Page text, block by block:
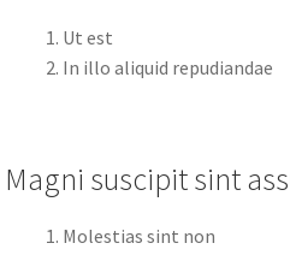
Ut est
In illo aliquid repudiandae
Magni suscipit sint
Molestias sint non